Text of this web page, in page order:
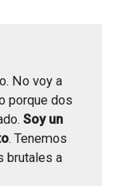
No voy a
porque dos
Soy un
. Tenemos
brutales a